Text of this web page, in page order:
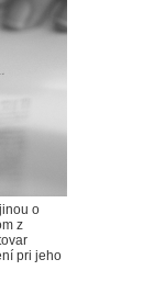
o
z
pri jeho